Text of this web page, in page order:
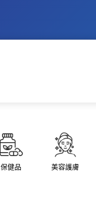
保健品 美容護膚